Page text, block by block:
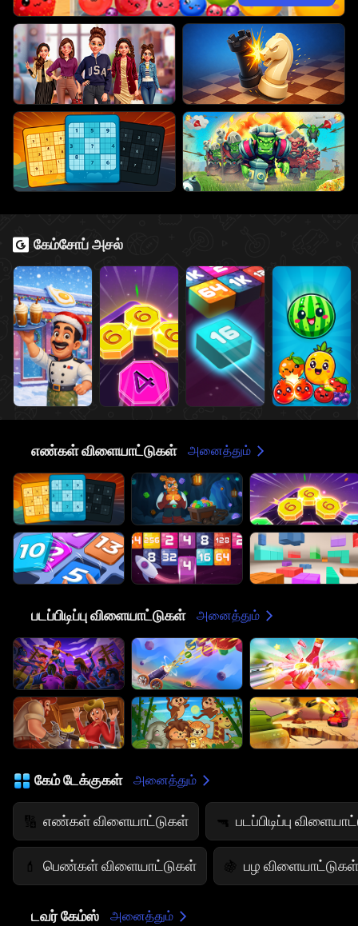
கேம்சோப் அசல்
எண்கள் விளையாட்டுகள் அனைத்தும்
படப்பிடிப்பு விளையாட்டுகள் அனைத்தும்
கேம் டேக்குகள் அனைத்தும்
🔢 எண்கள் விளையாட்டுகள் 🔫 படப்பிடிப்பு
💄 பெண்கள் விளையாட்டுகள் 🍇 பழ விளையாட்டுகள்
டவர் கேம்ஸ் அனைத்தும்